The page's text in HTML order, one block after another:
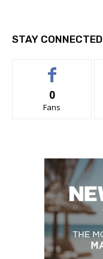
STAY CONNECTED
0
Fans